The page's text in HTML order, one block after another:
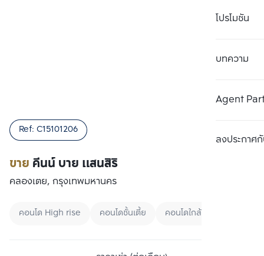
โปรโมชัน
บทความ
Agent
ลงประกาศกั
ขาย คีนน์ บาย แสนสิริ
Ref: C15101206
คลองเตย, กรุงเทพมหานคร
คอนโด High rise คอนโดชั้นเตี้ย คอนโดใกล้ BTS